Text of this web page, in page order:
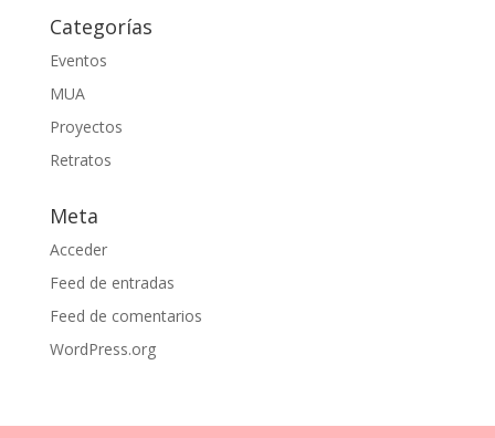
Categorías
Eventos
MUA
Proyectos
Retratos
Meta
Acceder
Feed de entradas
Feed de comentarios
WordPress.org